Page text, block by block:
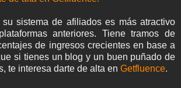
sistema de afiliados es más atractivo
anteriores. Tiene tramos de
de ingresos crecientes en base a
si tienes un blog y un buen puñado de
te interesa darte de alta en Getfluence.